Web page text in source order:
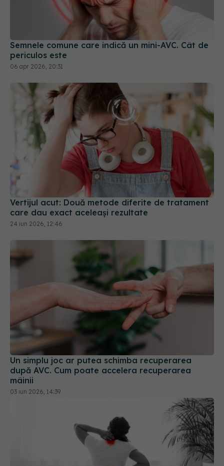
Semnele comune care indică un mini-AVC. Cât de
periculos este
06 apr 2026, 20:31
Vertijul acut: Două metode diferite de tratament
care dau exact aceleași rezultate
24 iun 2026, 12:46
Un simplu joc ar putea schimba recuperarea
după AVC. Cum poate accelera recuperarea
mâinii
03 iun 2026, 14:39